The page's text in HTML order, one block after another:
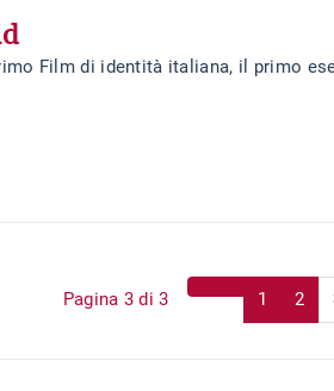
Film di identità italiana, il primo
Pagina 3 di 3 1 2